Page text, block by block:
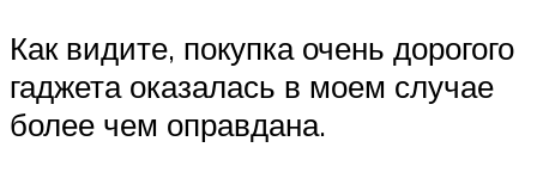
Как видите, покупка очень дорогого
гаджета оказалась в моем случае
более чем оправдана.